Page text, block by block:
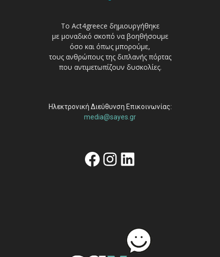
Το Act4greece δημιουργήθηκε
με μοναδικό σκοπό να βοηθήσουμε
όσο και όπως μπορούμε,
τους ανθρώπους της διπλανής πόρτας
που αντιμετωπίζουν δυσκολίες.
Ηλεκτρονική Διεύθυνση Επικοινωνίας:
media@sayes.gr
Facebook
Instagram
Linkedin